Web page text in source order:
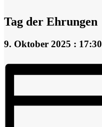
Tag der Ehrungen
9. Oktober 2025 : 17:30